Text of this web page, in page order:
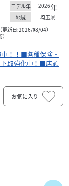
モデル年 2026年
地域
埼玉県
新日:2026/08/04）
！！■各種保険・
取強化中！■店頭
お気に入り